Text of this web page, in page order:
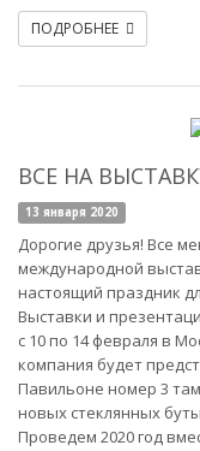
ПОДРОБНЕЕ
ВСЕ НА
13 января 2020
Дорогие друзья! Все
международной
настоящий праздник
Выставки и
с 10 по 14 февраля в
компания будет
Павильоне номер 3
новых стеклянных
Проведем 2020 год